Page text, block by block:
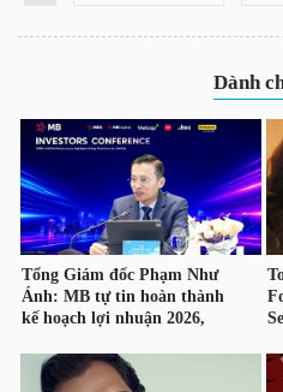
NGHIỆP
TIÊU
DÙNG
THIẾT